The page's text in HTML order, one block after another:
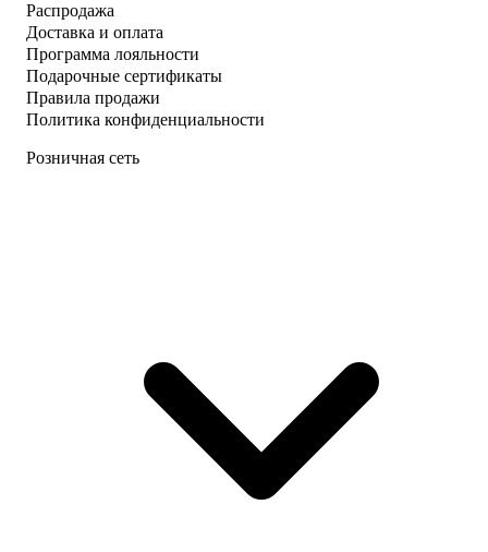
Распродажа
Доставка и оплата
Программа лояльности
Подарочные сертификаты
Правила продажи
Политика конфиденциальности
Розничная сеть